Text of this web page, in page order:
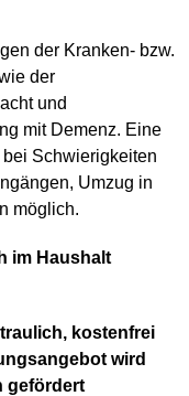
der Kranken- bzw.
der
und
mit Demenz. Eine
Schwierigkeiten
Umzug in
möglich.
im Haushalt
kostenfrei
wird
gefördert